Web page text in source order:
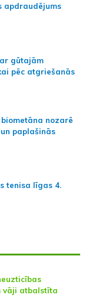
apdraudējums
gūtajām
pēc atgriešanās
nozarē
paplašinās
tenisa līgas 4.
vāji atbalstīta